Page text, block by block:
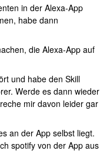
in der Alexa-App
habe dann
die Alexa-App auf
und habe den Skill
Werde es dann wieder
mir davon leider gar
an der App selbst liegt.
spotify von der App aus